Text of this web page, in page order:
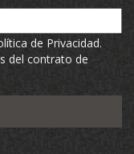
de Privacidad.
del contrato de